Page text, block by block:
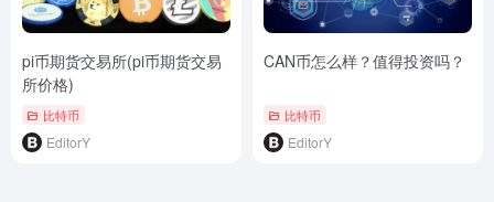
pi币期货交易所(pi币期货交易
所价格)
比特币
EditorY
CAN币怎么样？值得投资吗？
比特币
EditorY